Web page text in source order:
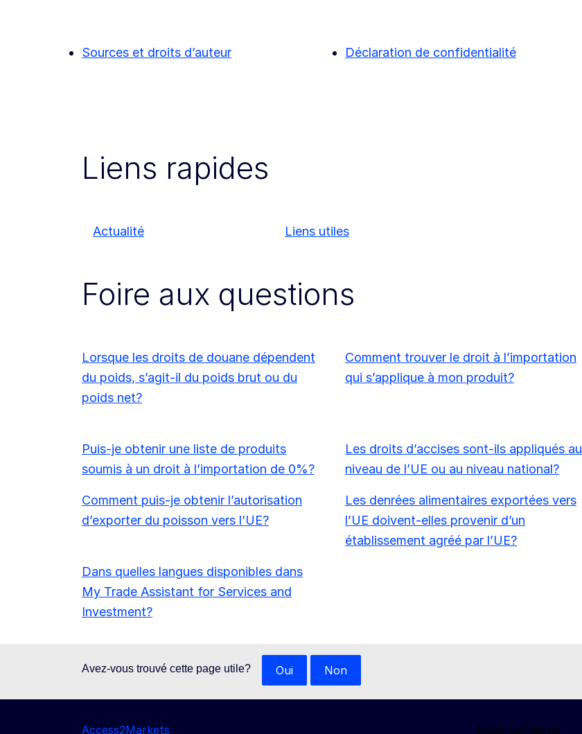
Sources et droits d’auteur Déclaration de confidentialité
Liens rapides
Actualité Liens utiles
Foire aux questions
Lorsque les droits de douane dépendent
du poids, s’agit-il du poids brut ou du
poids net?
Comment trouver le droit à l’importation
qui s’applique à mon produit?
Puis-je obtenir une liste de produits
soumis à un droit à l’importation de 0%?
Les droits d’accises sont-ils appliqués au
niveau de l’UE ou au niveau national?
Comment puis-je obtenir l’autorisation
d’exporter du poisson vers l’UE?
Les denrées alimentaires exportées vers
l’UE doivent-elles provenir d’un
établissement agréé par l’UE?
Dans quelles langues disponibles dans
My Trade Assistant for Services and
Investment?
Avez-vous trouvé cette page utile? Oui Non
Access2Markets Nous contacter